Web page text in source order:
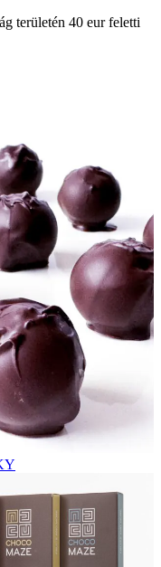
területén 40 eur feletti